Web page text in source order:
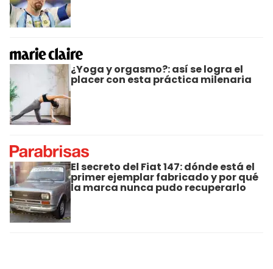
¿Yoga y orgasmo?: así se logra el
placer con esta práctica milenaria
El secreto del Fiat 147: dónde está el
primer ejemplar fabricado y por qué
la marca nunca pudo recuperarlo